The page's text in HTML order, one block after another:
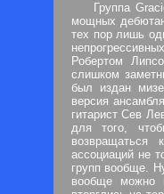
Группа
мощных
тех пор лишь
Робертом
слишком
был издан
версия
гитарист Сев
для того,
возвращаться
ассоциаций не
групп вообще.
вообще можно